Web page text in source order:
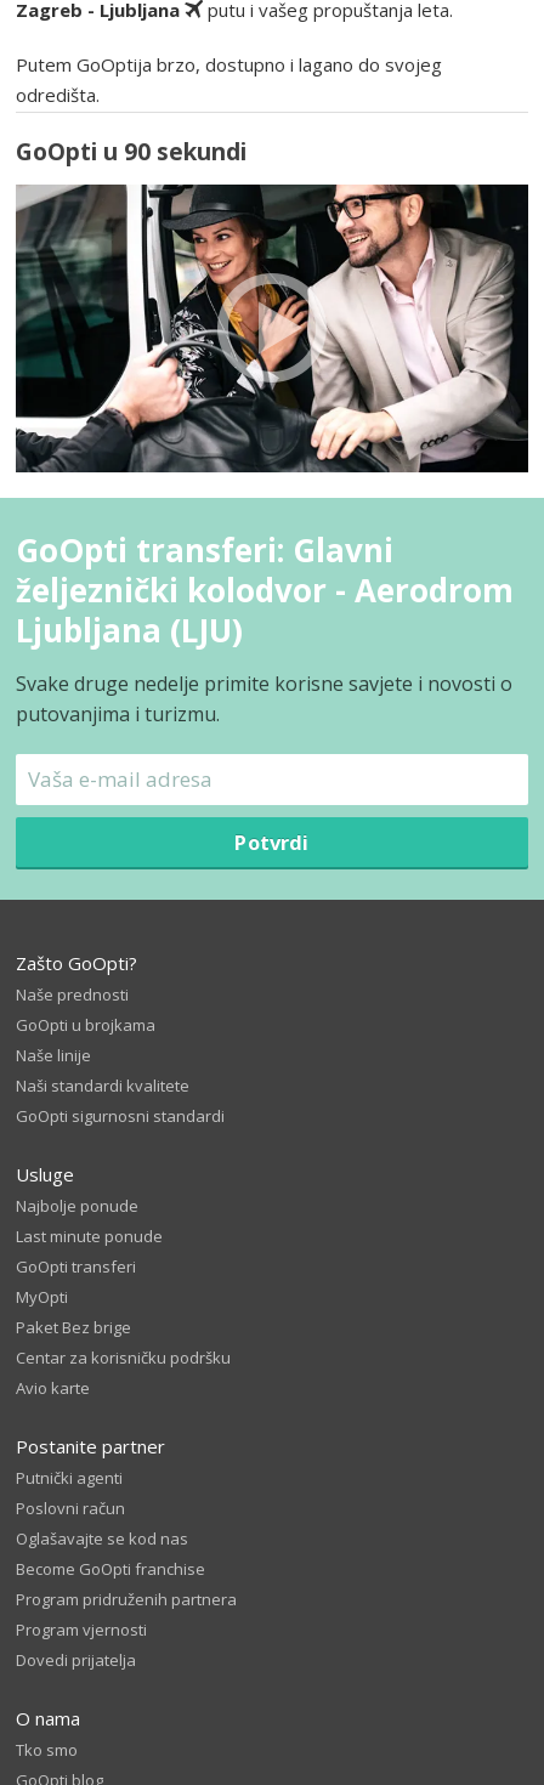
Zagreb - Ljubljana
putu i vašeg propuštanja leta.
Putem GoOptija brzo, dostupno i lagano do svojeg
odredišta.
GoOpti u 90 sekundi
GoOpti transferi: Glavni
željeznički kolodvor - Aerodrom
Ljubljana (LJU)
Svake druge nedelje primite korisne savjete i novosti o
putovanjima i turizmu.
Potvrdi
Zašto GoOpti?
Naše prednosti
GoOpti u brojkama
Naše linije
Naši standardi kvalitete
GoOpti sigurnosni standardi
Usluge
Najbolje ponude
Last minute ponude
GoOpti transferi
MyOpti
Paket Bez brige
Centar za korisničku podršku
Avio karte
Postanite partner
Putnički agenti
Poslovni račun
Oglašavajte se kod nas
Become GoOpti franchise
Program pridruženih partnera
Program vjernosti
Dovedi prijatelja
O nama
Tko smo
GoOpti blog